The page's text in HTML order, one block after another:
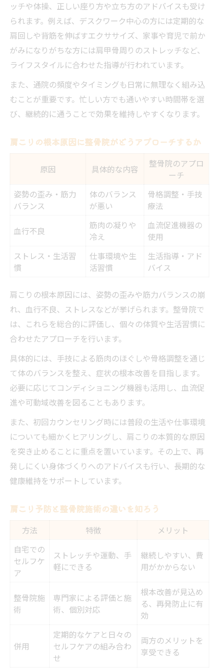
ッチや体操、正しい座り方や立ち方のアドバイスも受け
られます。例えば、デスクワーク中心の方には定期的な
肩回しや背筋を伸ばすエクササイズ、家事や育児で前か
がみになりがちな方には肩甲骨周りのストレッチなど、
ライフスタイルに合わせた指導が行われています。
また、通院の頻度やタイミングも日常に無理なく組み込
むことが重要です。忙しい方でも通いやすい時間帯を選
び、継続的に通うことで効果を維持しやすくなります。
肩こりの根本原因に整骨院がどうアプローチするか
原因 具体的な内容
整骨院のアプロ
ーチ
姿勢の歪み・筋力
バランス
体のバランス
が悪い
骨格調整・手技
療法
血行不良
筋肉の凝りや
冷え
血流促進機器の
使用
ストレス・生活習
慣
仕事環境や生
活習慣
生活指導・アド
バイス
肩こりの根本原因には、姿勢の歪みや筋力バランスの崩
れ、血行不良、ストレスなどが挙げられます。整骨院で
は、これらを総合的に評価し、個々の体質や生活習慣に
合わせたアプローチを行います。
具体的には、手技による筋肉のほぐしや骨格調整を通じ
て体のバランスを整え、症状の根本改善を目指します。
必要に応じてコンディショニング機器も活用し、血流促
進や可動域改善を図ることもあります。
また、初回カウンセリング時には普段の生活や仕事環境
についても細かくヒアリングし、肩こりの本質的な原因
を突き止めることに重点を置いています。その上で、再
発しにくい身体づくりへのアドバイスも行い、長期的な
健康維持をサポートしています。
肩こり予防と整骨院施術の違いを知ろう
方法 特徴
メリット
自宅での
セルフケ
ア
ストレッチや運動、手
軽にできる
継続しやすい、費
用がかからない
整骨院施
術
専門家による評価と施
術、個別対応
根本改善が見込め
る、再発防止に有
効
併用
定期的なケアと日々の
セルフケアの組み合わ
せ
両方のメリットを
享受できる